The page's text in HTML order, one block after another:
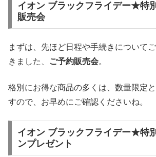
イオン ブラックフライデー★特
販売会
まずは、先ほど日程や手続きについて
きました、
ご予約販売会。
格別にお得な商品の多くは、数量限定
すので、お早めにご確認くださいね。
イオン ブラックフライデー★特
ンプレゼント